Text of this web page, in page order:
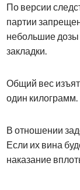
По версии
партии
небольшие дозы
закладки.
Общий вес
один килограмм.
В отношении
Если их вина
наказание